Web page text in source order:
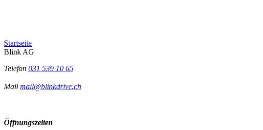
Startseite
Blink AG
Telefon 031 539 10 65
Mail mail@blinkdrive.ch
Öffnungszeiten